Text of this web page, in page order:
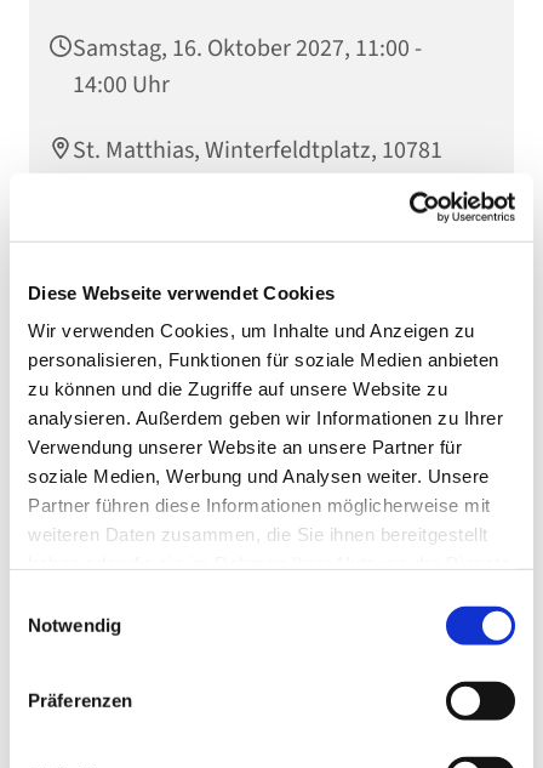
Diese Webseite verwendet Cookies
Wir verwenden Cookies, um Inhalte und Anzeigen zu
personalisieren, Funktionen für soziale Medien anbieten
zu können und die Zugriffe auf unsere Website zu
analysieren. Außerdem geben wir Informationen zu Ihrer
Verwendung unserer Website an unsere Partner für
soziale Medien, Werbung und Analysen weiter. Unsere
Partner führen diese Informationen möglicherweise mit
weiteren Daten zusammen, die Sie ihnen bereitgestellt
Notwendig
Präferenzen
Samstag, 16. Oktober 2027, 11:00 -
14:00 Uhr
St. Matthias, Winterfeldtplatz, 10781